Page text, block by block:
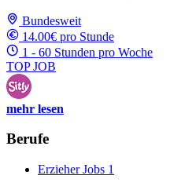
Bundesweit
14.00€ pro Stunde
1 - 60 Stunden pro Woche
TOP JOB
mehr lesen
Berufe
Erzieher Jobs 1